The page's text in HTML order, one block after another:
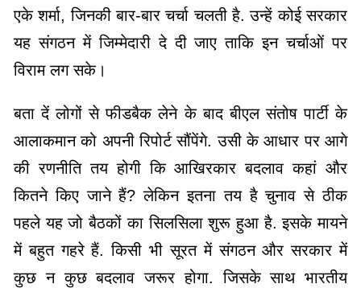
एके शर्मा, जिनकी बार-बार चर्चा चलती है. उन्हें कोई सरकार
यह संगठन में जिम्मेदारी दे दी जाए ताकि इन चर्चाओं पर
विराम लग सके।
बता दें लोगों से फीडबैक लेने के बाद बीएल संतोष पार्टी के
आलाकमान को अपनी रिपोर्ट सौंपेंगे. उसी के आधार पर आगे
की रणनीति तय होगी कि आखिरकार बदलाव कहां और
कितने किए जाने हैं? लेकिन इतना तय है चुनाव से ठीक
पहले यह जो बैठकों का सिलसिला शुरू हुआ है. इसके मायने
में बहुत गहरे हैं. किसी भी सूरत में संगठन और सरकार में
कुछ न कुछ बदलाव जरूर होगा. जिसके साथ भारतीय